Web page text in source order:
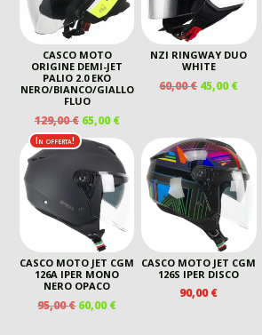
CASCO MOTO
ORIGINE DEMI-JET
PALIO 2.0 EKO
NERO/BIANCO/GIALLO
FLUO
129,00€ IL
PREZZO
ORIGINALE
ERA:
129,00 €.
65,00€IL
PREZZO
ATTUALE
È:
65,00 €.
NZI RINGWAY DUO
WHITE
60,00€ IL
60,00 €.
45,00€IL
In offerta!
CASCO MOTO JET CGM
126A IPER MONO
NERO OPACO
95,00€ IL
60,00€IL
CASCO MOTO JET CGM
126S IPER DISCO
90,00€